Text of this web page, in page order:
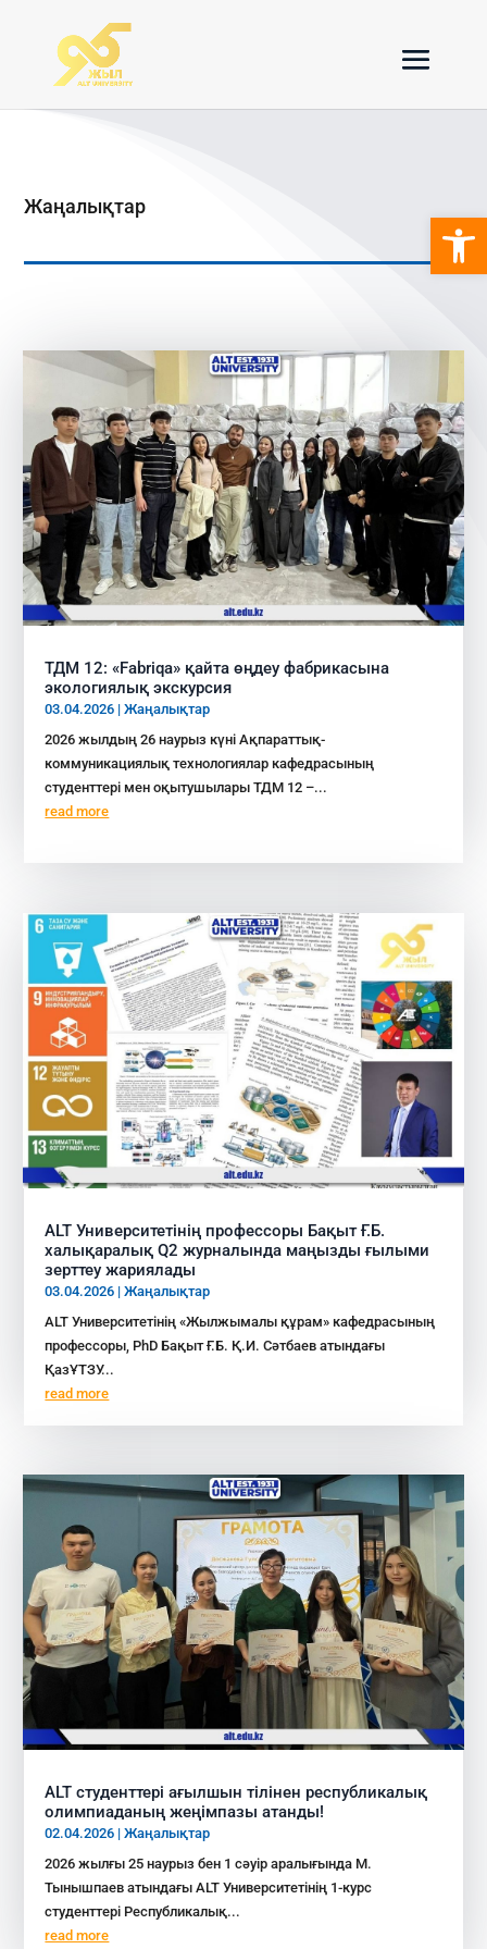
Жаңалықтар
ТДМ 12: «Fabriqa» қайта өңдеу фабрикасына
экологиялық экскурсия
03.04.2026 |Жаңалықтар
2026 жылдың 26 наурыз күні Ақпараттық-
коммуникациялық технологиялар кафедрасының
студенттері мен оқытушылары ТДМ 12 –...
read more
ALT Университетінің профессоры Бақыт Ғ.Б.
халықаралық Q2 журналында маңызды ғылыми
зерттеу жариялады
03.04.2026 |Жаңалықтар
ALT Университетінің «Жылжымалы құрам» кафедрасының
профессоры, PhD Бақыт Ғ.Б. Қ.И. Сәтбаев атындағы
ҚазҰТЗУ...
read more
ALT студенттері ағылшын тілінен республикалық
олимпиаданың жеңімпазы атанды!
02.04.2026 |Жаңалықтар
2026 жылғы 25 наурыз бен 1 сәуір аралығында М.
Тынышпаев атындағы ALT Университетінің 1-курс
студенттері Республикалық...
read more